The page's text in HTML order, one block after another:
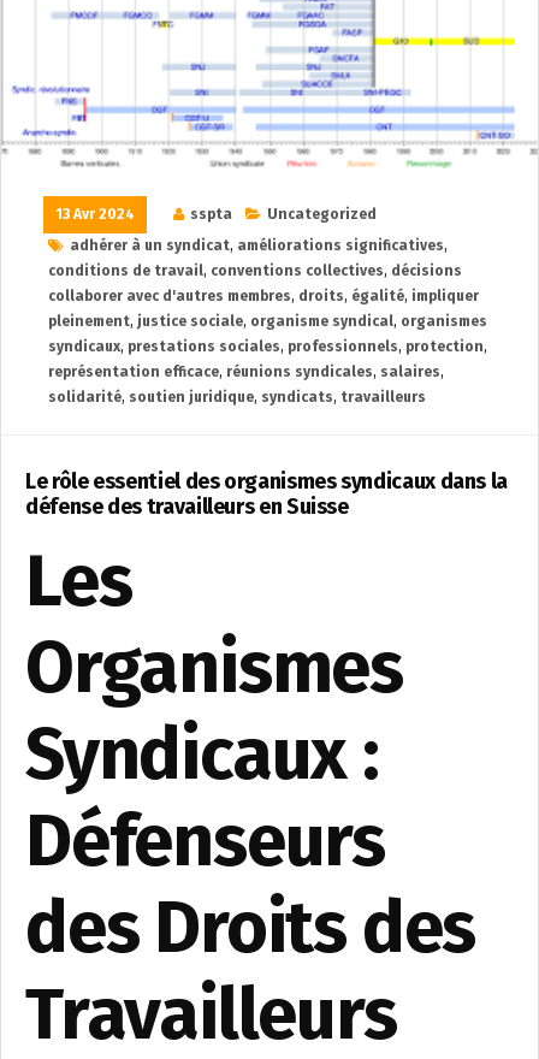
13 Avr 2024 sspta
Uncategorized
adhérer à un syndicat, améliorations significatives,
conditions de travail, conventions collectives, décisions
collaborer avec d'autres membres, droits, égalité, impliquer
pleinement, justice sociale, organisme syndical, organismes
syndicaux, prestations sociales, professionnels, protection,
représentation efficace, réunions syndicales, salaires,
solidarité, soutien juridique, syndicats, travailleurs
Le rôle essentiel des organismes syndicaux dans la
défense des travailleurs en Suisse
Les
Organismes
Syndicaux :
Défenseurs
des Droits des
Travailleurs